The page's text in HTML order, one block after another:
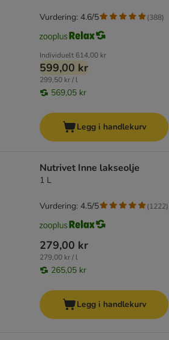
Individuelt 614,00 kr
599,00 kr
299,50 kr / l
569,05 kr
Vurdering: 4.6/5 (388)
Legg i handlekurv
Nutrivet Inne lakseolje
1 L
279,00 kr
279,00 kr / l
265,05 kr
Vurdering: 4.5/5 (1222)
Legg i handlekurv